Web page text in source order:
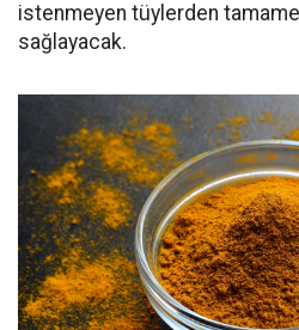
istenmeyen tüylerden
sağlayacak.